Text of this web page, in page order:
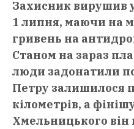
Захисник вирушив
1 липня, маючи на
гривень на
Станом на зараз
люди задонатили
Петру залишилося
кілометрів, а
Хмельницького він